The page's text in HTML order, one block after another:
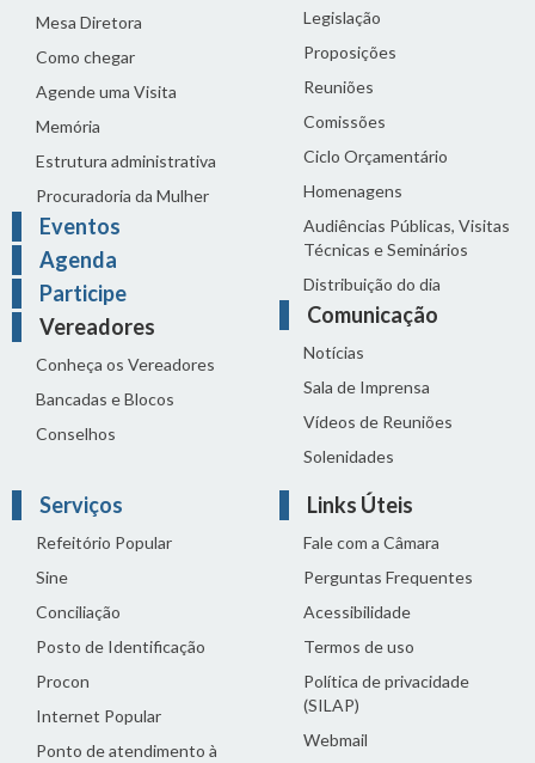
Mesa Diretora
Como chegar
Agende uma Visita
Memória
Estrutura administrativa
Procuradoria da Mulher
Eventos
Agenda
Participe
Vereadores
Conheça os Vereadores
Bancadas e Blocos
Conselhos
Legislação
Proposições
Reuniões
Comissões
Ciclo Orçamentário
Homenagens
Audiências Públicas, Visitas
Técnicas e Seminários
Distribuição do dia
Comunicação
Notícias
Sala de Imprensa
Vídeos de Reuniões
Solenidades
Serviços
Refeitório Popular
Sine
Conciliação
Posto de Identificação
Procon
Internet Popular
Ponto de atendimento à
Links Úteis
Fale com a Câmara
Perguntas Frequentes
Acessibilidade
Termos de uso
Política de privacidade
(SILAP)
Webmail